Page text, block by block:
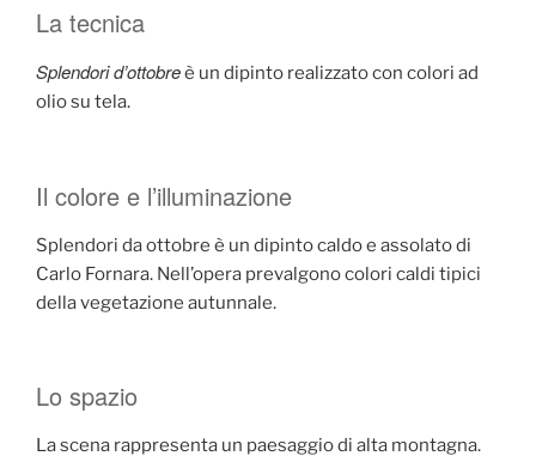
La tecnica
Splendori d’ottobreè un dipinto realizzato con colori ad
olio su tela.
Il colore e l’illuminazione
Splendori da ottobre è un dipinto caldo e assolato di
Carlo Fornara. Nell’opera prevalgono colori caldi tipici
della vegetazione autunnale.
Lo spazio
La scena rappresenta un paesaggio di alta montagna.